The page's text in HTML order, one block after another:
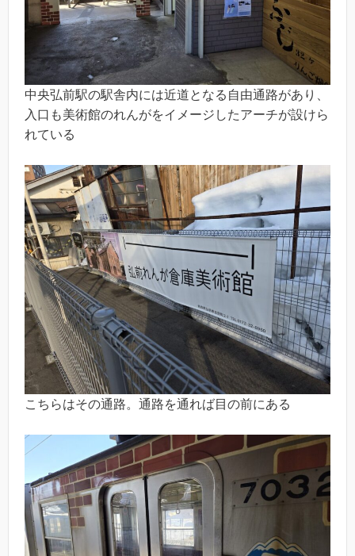
中央弘前駅の駅舎内には近道となる自由通路があり、
入口も美術館のれんがをイメージしたアーチが設けら
れている
こちらはその通路。通路を通れば目の前にある